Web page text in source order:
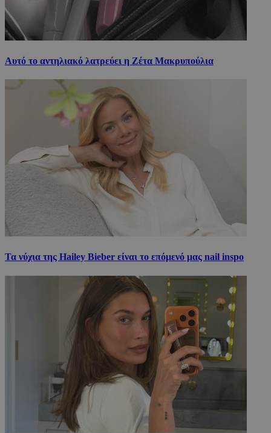
Αυτό το αντηλιακό λατρεύει η Ζέτα Μακρυπούλια
Τα νύχια της Hailey Bieber είναι το επόμενό μας nail inspo